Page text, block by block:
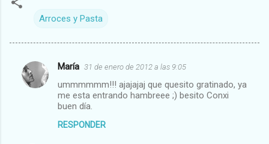
Arroces y Pasta
C
María 31 de enero de 2012 a las 9:05
ummmmmm!!! ajajajaj que quesito gratinado, ya
me esta entrando hambreee ;) besito Conxi
buen día.
RESPONDER